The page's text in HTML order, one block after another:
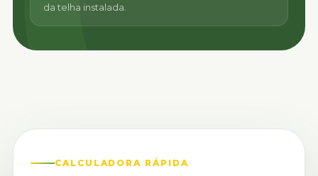
da telha instalada.
CALCULADORA RÁPIDA